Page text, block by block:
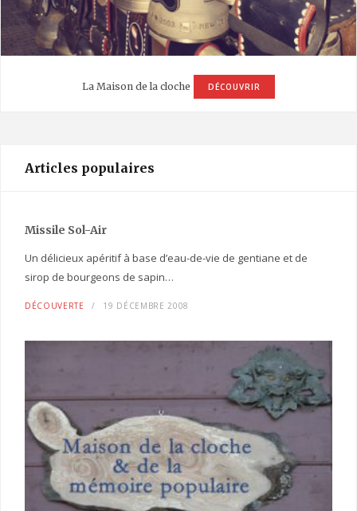
La Maison de la cloche DÉCOUVRIR
Articles populaires
Missile Sol-Air
Un délicieux apéritif à base d’eau-de-vie de gentiane et de
sirop de bourgeons de sapin…
DÉCOUVERTE 19 DÉCEMBRE 2008